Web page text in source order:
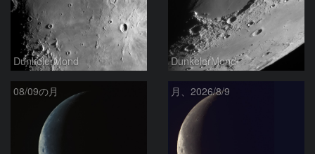
DunkelerMond DunkelerMond
08/09の月 月、2026/8/9